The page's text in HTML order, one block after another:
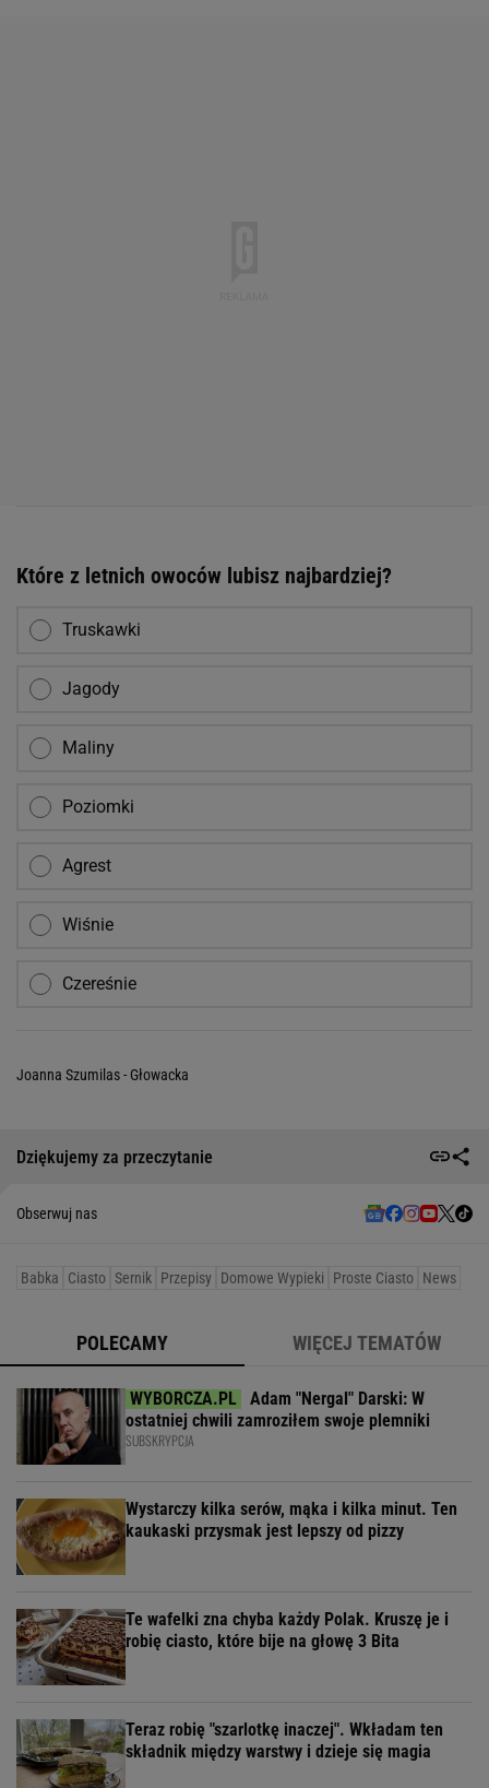
Które z letnich owoców lubisz najbardziej?
Truskawki
Jagody
Maliny
Poziomki
Agrest
Wiśnie
Czereśnie
Joanna Szumilas - Głowacka
Dziękujemy za przeczytanie
Obserwuj nas
Babka Ciasto Sernik Przepisy Domowe Wypieki Proste Ciasto News
POLECAMY WIĘCEJ TEMATÓW
Adam "Nergal" Darski: W
ostatniej chwili zamroziłem swoje plemniki
SUBSKRYPCJA
Wystarczy kilka serów, mąka i kilka minut. Ten
kaukaski przysmak jest lepszy od pizzy
Te wafelki zna chyba każdy Polak. Kruszę je i
robię ciasto, które bije na głowę 3 Bita
Teraz robię "szarlotkę inaczej". Wkładam ten
składnik między warstwy i dzieje się magia